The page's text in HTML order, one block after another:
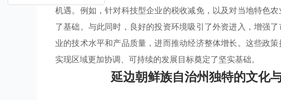
机遇。例如，针对科技型企业的税收减免，以及对当地特色
了基础。与此同时，良好的投资环境吸引了外资进入，增强
业的技术水平和产品质量，进而推动经济整体增长。这些政
实现区域更加协调、可持续的发展目标奠定了坚实基础。
延边朝鲜族自治州独特的文化